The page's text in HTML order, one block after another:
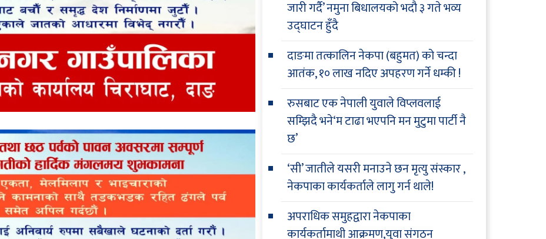
जारी गर्दै’ नमुना बिधालयको भदौ ३ गते भव्य
उद्घाटन हुँदै
दाङमा तत्कालिन नेकपा (बहुमत) को चन्दा
आतंक, १० लाख नदिए अपहरण गर्ने धम्की !
रुसबाट एक नेपाली युवाले विप्लवलाई
सम्झिदै भने‘म टाढा भएपनि मन मुटुमा पार्टी नै
छ’
‘सी’ जातीले यसरी मनाउने छन मृत्यु संस्कार ,
नेकपाका कार्यकर्ताले लागु गर्न थाले!
अपराधिक समुहद्वारा नेकपाका
कार्यकर्तामाथी आक्रमण,युवा संगठन